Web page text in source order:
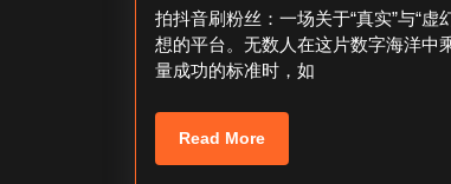
8
月
19
日
涨
粉
拍抖音刷粉丝：一场关于“真实”与“
想的平台。无数人在这片数字海洋中
量成功的标准时，如
Read MoreRead
More